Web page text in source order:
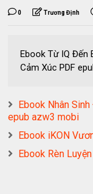
0 Trương Định
Ebook Từ IQ Đến
Cảm Xúc PDF
Ebook Nhân
epub azw3 mobi
Ebook iKON
Ebook Rèn